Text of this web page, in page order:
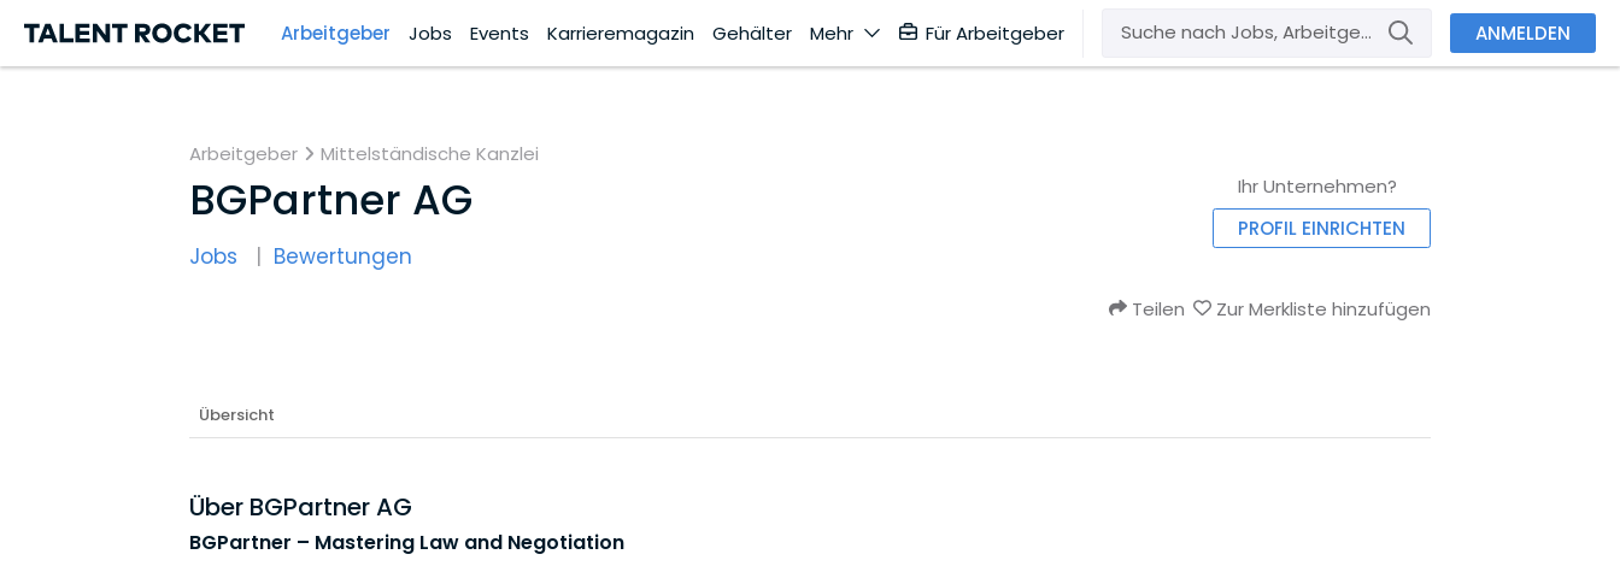
Arbeitgeber Jobs Events Karrieremagazin Gehälter Mehr Für Arbeitgeber ANMELDEN
Arbeitgeber Mittelständische Kanzlei
BGPartner AG
Jobs Bewertungen
Ihr Unternehmen?
PROFIL EINRICHTEN
Teilen Zur Merkliste hinzufügen
Übersicht
Über BGPartner AG
BGPartner – Mastering Law and Negotiation